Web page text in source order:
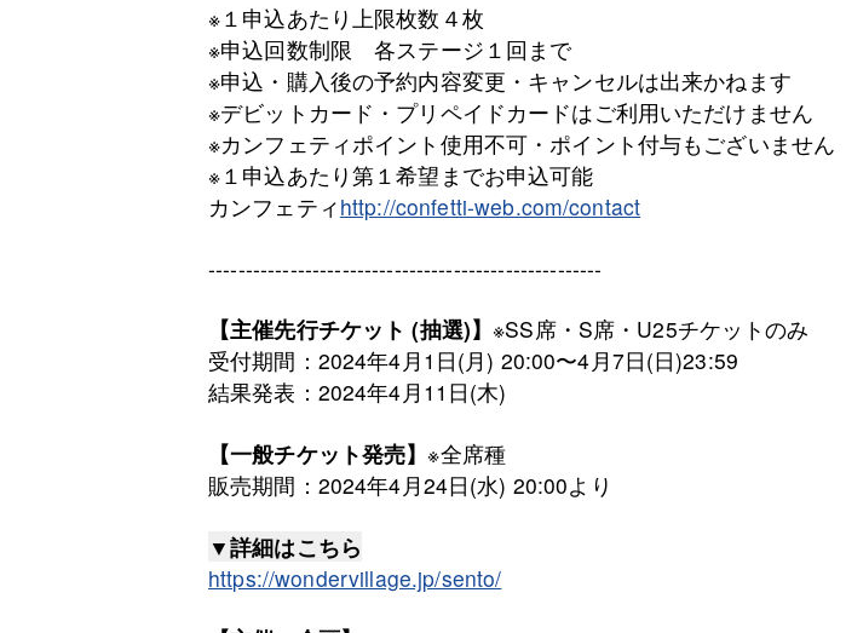
※１申込あたり上限枚数４枚
※申込回数制限 各ステージ１回まで
※申込・購入後の予約内容変更・キャンセルは出来かねます
※デビットカード・プリペイドカードはご利用いただけません
※カンフェティポイント使用不可・ポイント付与もございません
※１申込あたり第１希望までお申込可能
カンフェティhttp://confetti-web.com/contact
-----------------------------------------------------
【主催先行チケット (抽選)】※SS席・S席・U25チケットのみ
受付期間：2024年4月1日(月) 20:00〜4月7日(日)23:59
結果発表：2024年4月11日(木)
【一般チケット発売】※全席種
販売期間：2024年4⽉24⽇(水) 20:00より
▼詳細はこちら
https://wondervillage.jp/sento/